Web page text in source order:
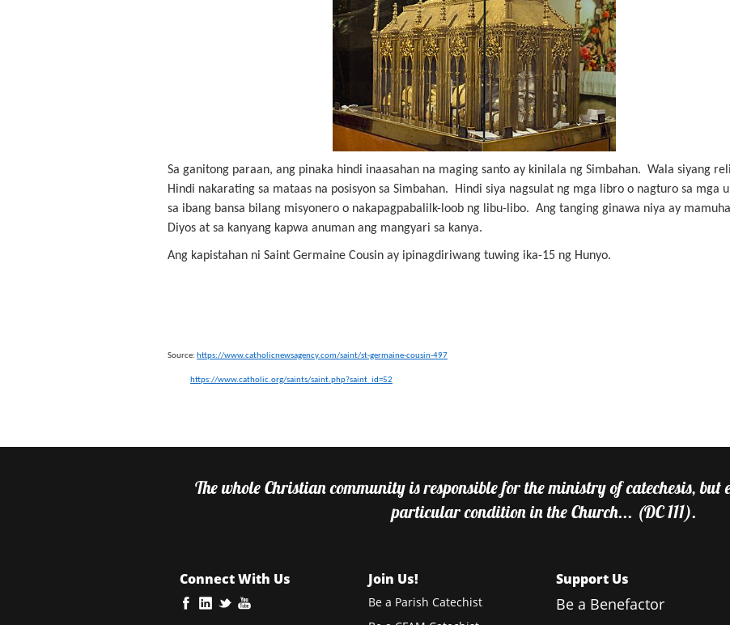
Sa ganitong paraan, ang pinaka hindi inaasahan na maging santo ay kinilala ng Simbahan. Wala siyang
Hindi nakarating sa mataas na posisyon sa Simbahan. Hindi siya nagsulat ng mga libro o nagturo sa mga
sa ibang bansa bilang misyonero o nakapagpabalilk-loob ng libu-libo. Ang tanging ginawa niya ay
Diyos at sa kanyang kapwa anuman ang mangyari sa kanya.
Ang kapistahan ni Saint Germaine Cousin ay ipinagdiriwang tuwing ika-15 ng Hunyo.
Source: https://www.catholicnewsagency.com/saint/st-germaine-cousin-497
https://www.catholic.org/saints/saint.php?saint_id=52
The whole Christian community is responsible for the ministry of catechesis, but
particular condition in the Church... (DC 111).
Connect With Us Join Us!
Be a Parish Catechist
Support Us
Be a Benefactor